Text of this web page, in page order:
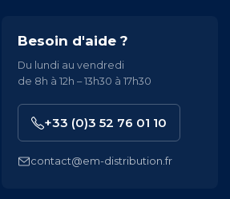
Besoin d'aide ?
Du lundi au vendredi
de 8h à 12h – 13h30 à 17h30
+33 (0)3 52 76 01 10
contact@em-distribution.fr